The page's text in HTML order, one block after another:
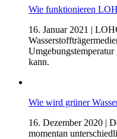
Wie funktionieren
16. Januar 2021 |
kann.
Wie wird grüner
16. Dezember 2020 |
momentan